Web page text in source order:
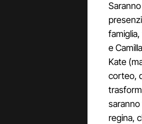
e
Kate
corteo,
saranno
regina,